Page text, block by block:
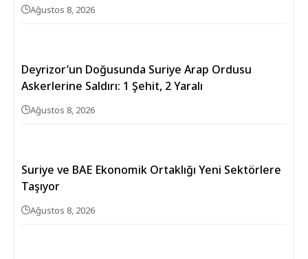
Ağustos 8, 2026
Deyrizor’un Doğusunda Suriye Arap Ordusu
Askerlerine Saldırı: 1 Şehit, 2 Yaralı
Ağustos 8, 2026
Suriye ve BAE Ekonomik Ortaklığı Yeni Sektörlere
Taşıyor
Ağustos 8, 2026